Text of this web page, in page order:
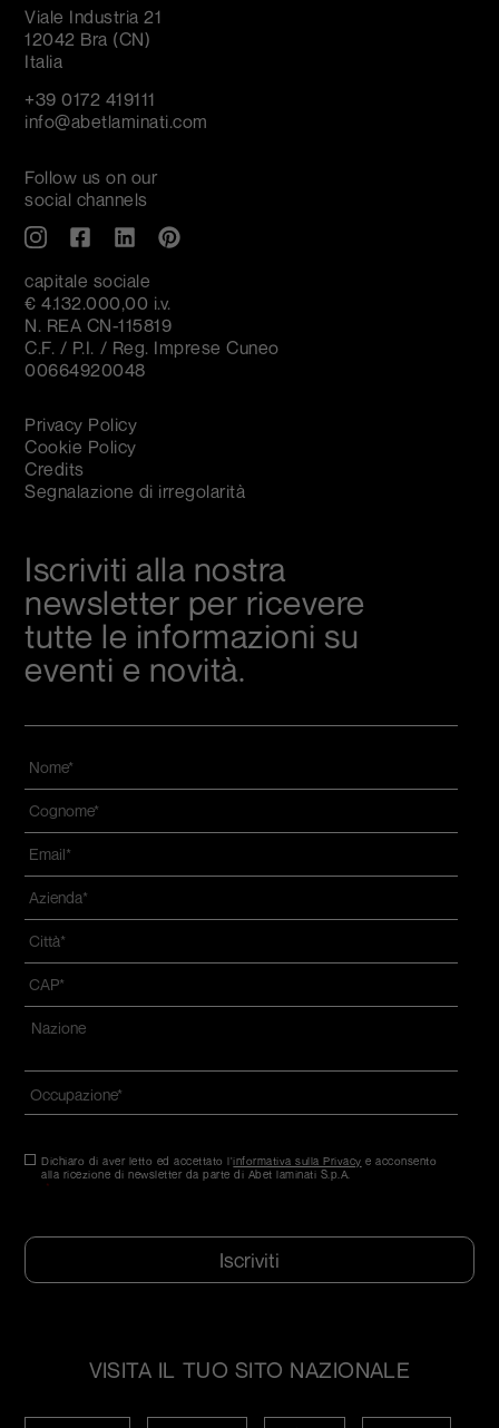
Viale Industria 21
12042 Bra (CN)
Italia
+39 0172 419111
info@abetlaminati.com
Follow us on our
social channels
capitale sociale
€ 4.132.000,00 i.v.
N. REA CN-115819
C.F. / P.I. / Reg. Imprese Cuneo
00664920048
Privacy Policy
Cookie Policy
Credits
Segnalazione di irregolarità
Iscriviti alla nostra
newsletter per ricevere
tutte le informazioni su
eventi e novità.
Nome
Cognome
Email
Azienda
Città
CAP
Indirizzo
Nazione*
Consenso *
Dichiaro di aver letto ed accettato l'informativa sulla Privacy e acconsento
alla ricezione di newsletter da parte di Abet laminati S.p.A.
*
VISITA IL TUO SITO NAZIONALE